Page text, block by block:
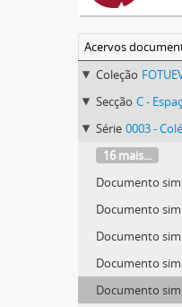
Acervos
Coleção FOTUEVR
Secção C -
Série 0003 -
16 mais...
Documento
Documento
Documento
Documento
Documento